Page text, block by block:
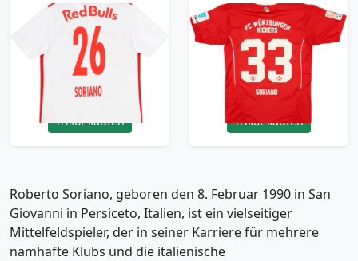
2016-2017 Red Bull
Salzburg Home Shirt
Soriano #26 - 10/10 -
(L.Boys)
29.99£ · ca. €35
Trikot kaufen
2016-17 Wurzburger
Kickers Home Shirt
Soriano #33 - 8/10 -
(L.Boys)
17.99£ · ca. €21
Trikot kaufen
Roberto Soriano, geboren den 8. Februar 1990 in San
Giovanni in Persiceto, Italien, ist ein vielseitiger
Mittelfeldspieler, der in seiner Karriere für mehrere
namhafte Klubs und die italienische